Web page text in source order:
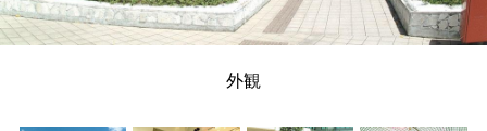
外観